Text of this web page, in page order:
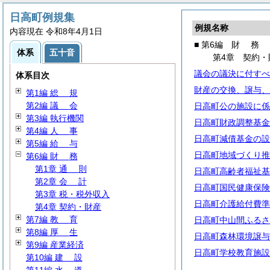
例規名称
■ 第6編 財 務
第4章 契約・
議会の議決に付す
財産の交換、譲与
日高町公の施設に
日高町財政調整基
日高町減債基金の
日高町地域づくり
日高町高齢者福祉
日高町国民健康保
日高町介護給付費
日高町中山間ふる
日高町森林環境譲
日高町学校教育施
日高町例規集
内容現在 令和8年4月1日
体系 五十音
体系目次
第1編 総 規
第2編 議 会
第3編 執行機関
第4編 人 事
第5編 給 与
第6編 財 務
第1章 通 則
第2章 会 計
第3章 税・税外収入
第4章 契約・財産
第7編 教 育
第8編 厚 生
第9編 産業経済
第10編 建 設